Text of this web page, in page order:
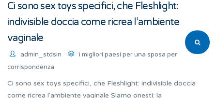
Ci sono sex toys specifici, che Fleshlight:
indivisible doccia come ricrea l’ambiente
vaginale
admin_stdsin
i migliori paesi per una sposa per
corrispondenza
Ci sono sex toys specifici, che Fleshlight: indivisible doccia
come ricrea l'ambiente vaginale Siamo onesti: la